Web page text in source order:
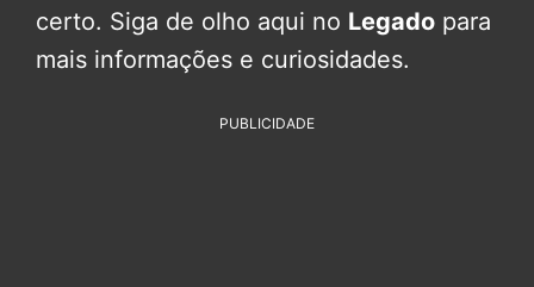
certo. Siga de olho aqui no Legado para
mais informações e curiosidades.
PUBLICIDADE